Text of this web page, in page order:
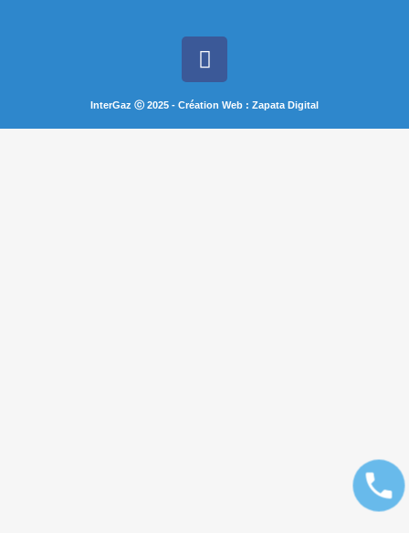
InterGaz ⓒ 2025 - Création Web : Zapata Digital